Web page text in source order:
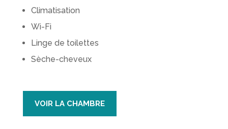
Climatisation
Wi-Fi
Linge de toilettes
Sèche-cheveux
VOIR LA CHAMBRE